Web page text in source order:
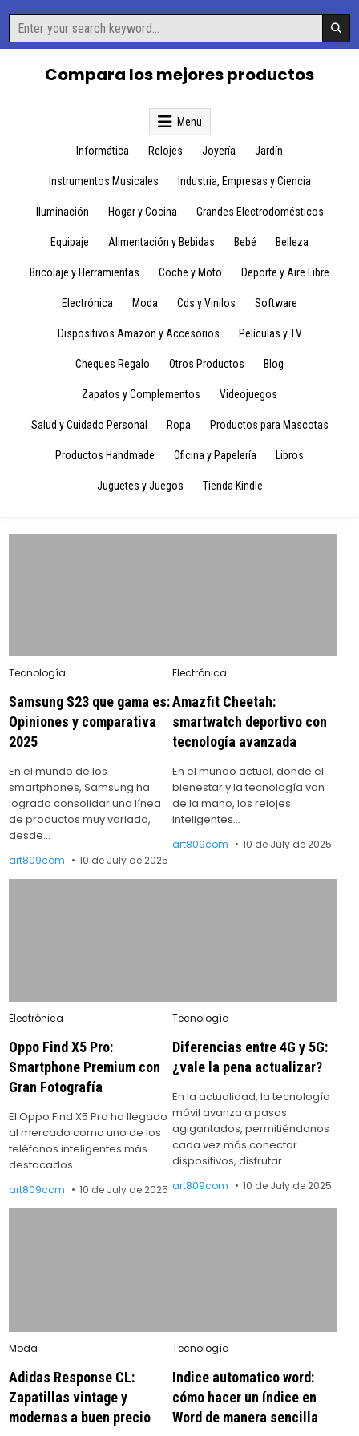
content
Search
for:
Compara los mejores productos
Menu
Informática Relojes Joyería Jardín
Instrumentos Musicales Industria, Empresas y Ciencia
Iluminación Hogar y Cocina Grandes Electrodomésticos
Equipaje Alimentación y Bebidas Bebé Belleza
Bricolaje y Herramientas Coche y Moto Deporte y Aire Libre
Electrónica Moda Cds y Vinilos Software
Dispositivos Amazon y Accesorios Películas y TV
Cheques Regalo Otros Productos Blog
Zapatos y Complementos Videojuegos
Salud y Cuidado Personal Ropa Productos para Mascotas
Productos Handmade Oficina y Papelería Libros
Juguetes y Juegos Tienda Kindle
Posted
Tecnología
Samsung S23 que gama es:
Opiniones y comparativa
2025
En el mundo de los
smartphones, Samsung ha
logrado consolidar una línea
de productos muy variada,
desde…
art809com 10 de July de 2025
Posted
Electrónica
Amazfit Cheetah:
smartwatch deportivo con
tecnología avanzada
En el mundo actual, donde el
bienestar y la tecnología van
de la mano, los relojes
inteligentes…
art809com 10 de July de 2025
Posted
Electrónica
Oppo Find X5 Pro:
Smartphone Premium con
Gran Fotografía
El Oppo Find X5 Pro ha llegado
al mercado como uno de los
teléfonos inteligentes más
destacados…
art809com 10 de July de 2025
Posted
Tecnología
Diferencias entre 4G y 5G:
¿vale la pena actualizar?
En la actualidad, la tecnología
móvil avanza a pasos
agigantados, permitiéndonos
cada vez más conectar
dispositivos, disfrutar…
art809com 10 de July de 2025
Posted
Moda
Adidas Response CL:
Zapatillas vintage y
modernas a buen precio
Posted
Tecnología
Indice automatico word:
cómo hacer un índice en
Word de manera sencilla